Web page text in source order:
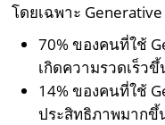
โดยเฉพาะ Generative
70% ของคนที่ใช้
เกิดความรวดเร็ว
14% ของคนที่ใช้
ประสิทธิภาพมากขึ้